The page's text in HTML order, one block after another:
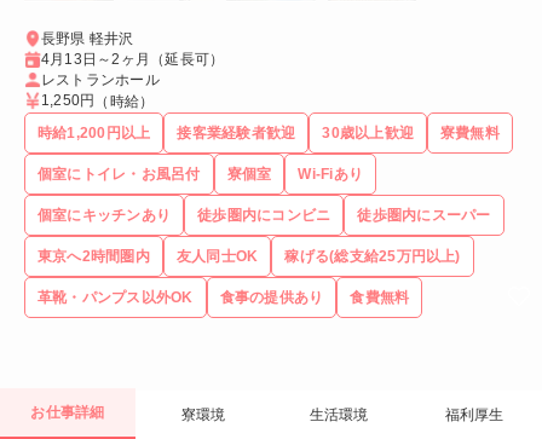
長野県 軽井沢
4月13日～2ヶ月（延長可）
レストランホール
1,250円
（時給）
時給1,200円以上
接客業経験者歓迎 30歳以上歓迎 寮費無料
個室にトイレ・お風呂付 寮個室 Wi-Fiあり
個室にキッチンあり 徒歩圏内にコンビニ 徒歩圏内にスーパー
東京へ2時間圏内 友人同士OK 稼げる(総支給25万円以上)
革靴・パンプス以外OK 食事の提供あり 食費無料
お仕事詳細 寮環境 生活環境 福利厚生